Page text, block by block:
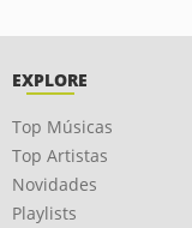
EXPLORE
Top Músicas
Top Artistas
Novidades
Playlists